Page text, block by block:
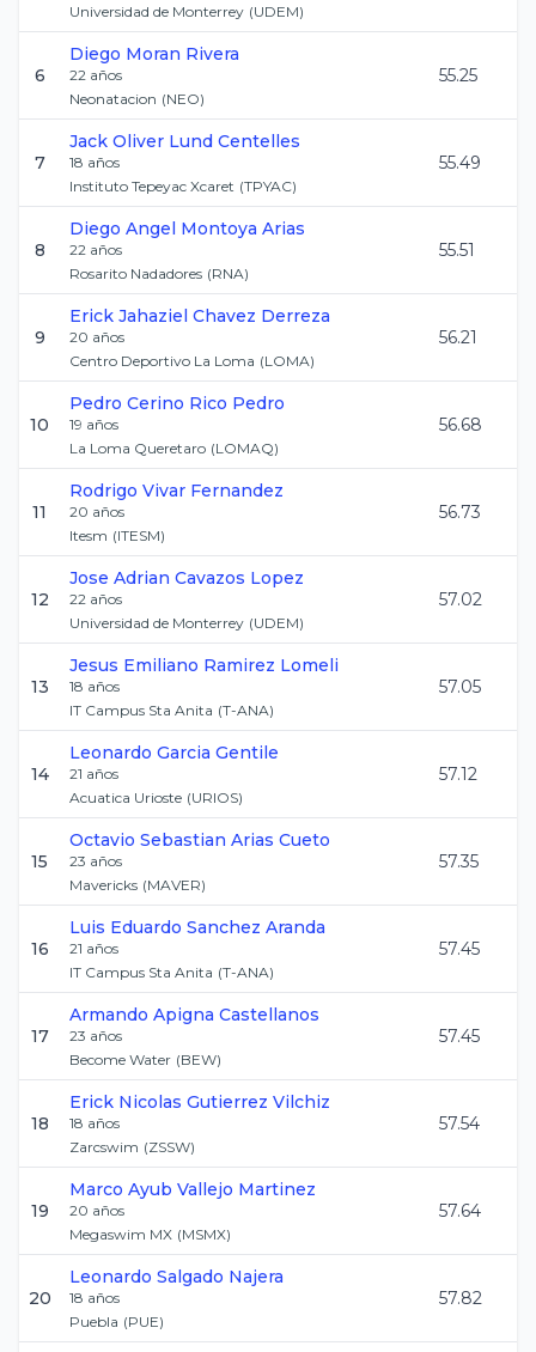
Universidad de Monterrey (UDEM)
6
Diego Moran Rivera
22 años
Neonatacion (NEO)
55.25
7
Jack Oliver Lund Centelles
18 años
Instituto Tepeyac Xcaret (TPYAC)
55.49
8
Diego Angel Montoya Arias
22 años
Rosarito Nadadores (RNA)
55.51
9
Erick Jahaziel Chavez Derreza
20 años
Centro Deportivo La Loma (LOMA)
56.21
10
Pedro Cerino Rico Pedro
19 años
La Loma Queretaro (LOMAQ)
56.68
11
Rodrigo Vivar Fernandez
20 años
Itesm (ITESM)
56.73
12
Jose Adrian Cavazos Lopez
22 años
Universidad de Monterrey (UDEM)
57.02
13
Jesus Emiliano Ramirez Lomeli
18 años
IT Campus Sta Anita (T-ANA)
57.05
14
Leonardo Garcia Gentile
21 años
Acuatica Urioste (URIOS)
57.12
15
Octavio Sebastian Arias Cueto
23 años
Mavericks (MAVER)
57.35
16
Luis Eduardo Sanchez Aranda
21 años
IT Campus Sta Anita (T-ANA)
57.45
17
Armando Apigna Castellanos
23 años
Become Water (BEW)
57.45
18
Erick Nicolas Gutierrez Vilchiz
18 años
Zarcswim (ZSSW)
57.54
19
Marco Ayub Vallejo Martinez
20 años
Megaswim MX (MSMX)
57.64
20
Leonardo Salgado Najera
18 años
Puebla (PUE)
57.82